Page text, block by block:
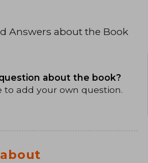
Answers about the Book
about the book?
to add your own question.